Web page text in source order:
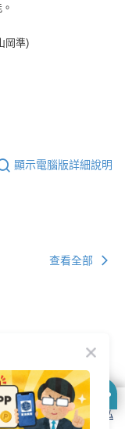
岡準)
顯示電腦版詳細說明
查看全部
式之詳情，及若您不希
定，請參閱本網站「
隱私